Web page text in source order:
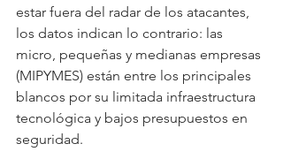
estar fuera del radar de los atacantes,
los datos indican lo contrario: las
micro, pequeñas y medianas empresas
(MIPYMES) están entre los principales
blancos por su limitada infraestructura
tecnológica y bajos presupuestos en
seguridad.